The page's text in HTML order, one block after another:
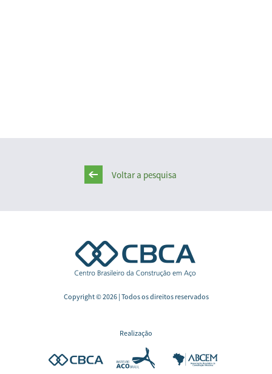
Voltar a pesquisa
Copyright © 2026 | Todos os direitos reservados
Realização